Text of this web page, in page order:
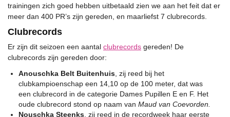
trainingen zich goed hebben uitbetaald zien we aan het feit dat er
meer dan 400 PR’s zijn gereden, en maarliefst 7 clubrecords.
Clubrecords
Er zijn dit seizoen een aantal clubrecords gereden! De
clubrecords zijn gereden door:
Anouschka Belt Buitenhuis, zij reed bij het
clubkampioenschap een 14,10 op de 100 meter, dat was
een clubrecord in de categorie Dames Pupillen E en F. Het
oude clubrecord stond op naam van Maud van Coevorden.
Nouschka Steenks, zij reed in de recordweek haar eerste